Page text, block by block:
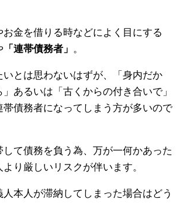
お金を借りる時などによく目にする
「連帯債務者」 。
とは思わないはずが、「身内だか
あるいは「古くからの付き合いで」
帯債務者になってしまう方が多いので
て債務を負う為、万が一何かあった
り厳しいリスクが伴います。
本人が滞納してしまった場合はどう